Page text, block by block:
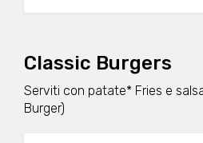
Classic Burgers
Serviti con patate* Fries e
Burger)